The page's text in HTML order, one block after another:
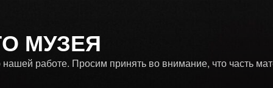
МУЗЕЯ
работе. Просим принять во внимание, что часть